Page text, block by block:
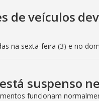
de veículos
na sexta-feira (3) e no
suspenso
funcionam